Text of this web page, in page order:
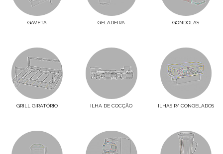
GAVETA GELADEIRA GONDOLAS
GRILL GIRATÓRIO ILHA DE COCÇÃO ILHAS P/ CONGELADOS